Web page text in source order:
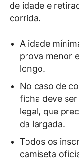
de idade e
corrida.
A idade
prova menor
longo.
No caso de
ficha deve
legal, que
da largada.
Todos os
camiseta